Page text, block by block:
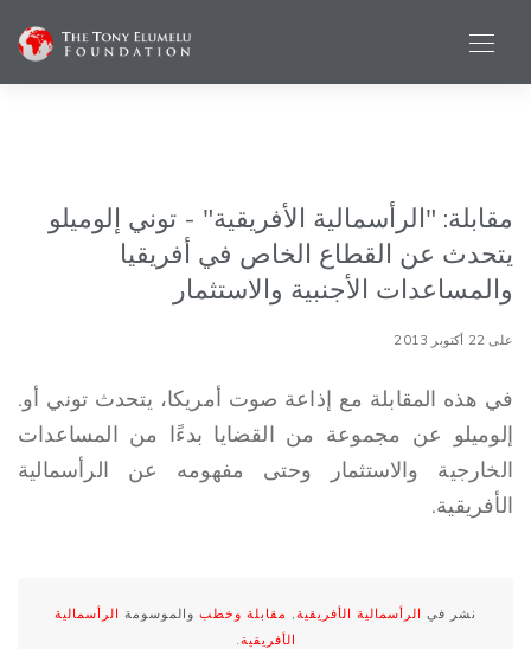
مقابلة: "الرأسمالية الأفريقية" - توني إلوميلو
يتحدث عن القطاع الخاص في أفريقيا
والمساعدات الأجنبية والاستثمار
على 22 أكتوبر 2013
في هذه المقابلة مع إذاعة صوت أمريكا، يتحدث توني أو.
إلوميلو عن مجموعة من القضايا بدءًا من المساعدات
الخارجية والاستثمار وحتى مفهومه عن الرأسمالية
الأفريقية.
نشر في الرأسمالية الأفريقية, مقابلة وخطب والموسومة الرأسمالية
الأفريقية.